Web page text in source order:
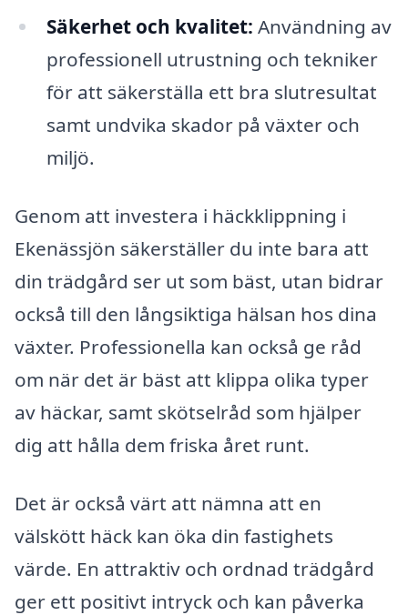
Säkerhet och kvalitet: Användning av
professionell utrustning och tekniker
för att säkerställa ett bra slutresultat
samt undvika skador på växter och
miljö.
Genom att investera i häckklippning i
Ekenässjön säkerställer du inte bara att
din trädgård ser ut som bäst, utan bidrar
också till den långsiktiga hälsan hos dina
växter. Professionella kan också ge råd
om när det är bäst att klippa olika typer
av häckar, samt skötselråd som hjälper
dig att hålla dem friska året runt.
Det är också värt att nämna att en
välskött häck kan öka din fastighets
värde. En attraktiv och ordnad trädgård
ger ett positivt intryck och kan påverka